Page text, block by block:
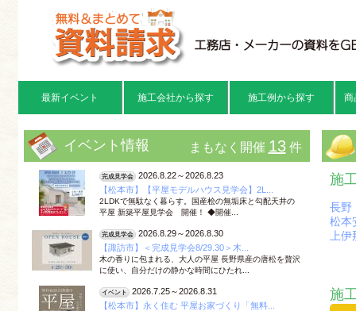
最新イベント 施工会社から探す 施工例から探す 商
イベント情報 まもなく開催 13件
【松本市】【平屋モデルハウス見学会】2L...
完成見学会 2026.8.22～2026.8.23
2LDKで無駄なく暮らす。国産桧の無垢床と勾配天井の
平屋 新築平屋見学会 開催！ ◆開催...
【諏訪市】＜完成見学会8/29.30＞木...
完成見学会 2026.8.29～2026.8.30
木の香りに包まれる、大人の平屋 長野県産の唐松を贅沢
に使い、自分だけの静かな時間にひたれ...
【松本市】永く住む 平屋お家づくり「無料...
イベント 2026.7.25～2026.8.31
施
長野
松本
上伊
施